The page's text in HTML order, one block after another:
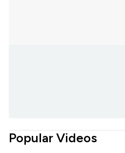
Popular Videos